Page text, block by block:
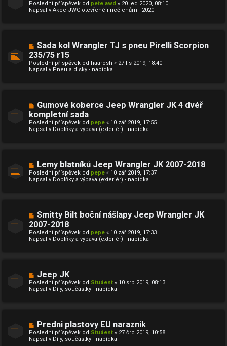
ě
v
v
ý
p
ě
v
e
k
Poslední příspěvek od pete awd « 20 led 2020, 08:10
Napsal v Akce JWC otevřené i nečlenům - 2020
N
o
v
ý
p
ě
e
k
Sada kol Wrangler TJ s pneu Pirelli Scorpion
235/75 r15
Poslední příspěvek od haarosh « 27 lis 2019, 18:40
Napsal v Pneu a disky - nabídka
N
o
v
ý
p
ě
e
k
Gumové koberce Jeep Wrangler JK 4 dvéř
kompletní sada
Poslední příspěvek od pepe « 10 zář 2019, 17:55
Napsal v Doplňky a výbava (exteriér) - nabídka
N
o
v
ý
p
ě
v
e
k
Lemy blatníků Jeep Wrangler JK 2007-2018
Poslední příspěvek od pepe « 10 zář 2019, 17:37
Napsal v Doplňky a výbava (exteriér) - nabídka
N
o
v
ý
p
e
k
Smitty Bilt boční nášlapy Jeep Wrangler JK
2007-2018
Poslední příspěvek od pepe « 10 zář 2019, 17:33
Napsal v Doplňky a výbava (exteriér) - nabídka
o
v
ý
ě
v
Jeep JK
Poslední příspěvek od Student « 10 srp 2019, 08:13
Napsal v Díly, součástky - nabídka
N
o
v
ý
Predni plastovy EU naraznik
Poslední příspěvek od Student « 27 črc 2019, 10:58
Napsal v Díly, součástky - nabídka